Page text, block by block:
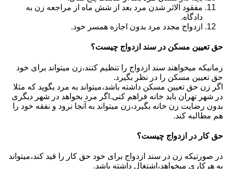
مفقود الاثر شدن مرد بعد از شش ماه از مراجعه زن به
دادگاه.
ازدواج مجدد مرد بدون اجازه همسر خود.
حق تعیین مسکن در سند ازدواج چیست؟
زمانیکه میخواهند سند ازدواج را تنظیم کنند،زن میتواند برای خود
حق تعیین مسکن را در نظر بگیرد.
اگر زن حق تعیین مسکن داشته باشد،میتواند به مرد بگوید که مثلا
در شهر تهران باید خانه فراهم کنی.اگر مرد بخواهد در شهر دیگری
بدون رضایت زن خانه بگیرد،زن میتواند به آنجا نرود و نفقه خود را
هم مطالبه کند.
حق کار در ازدواج چیست؟
در صورتیکه زن در سند ازدواج برای خود حق کار را قید کند،میتواند
به هرکاری میخواهد،اشتغال داشته باشد.